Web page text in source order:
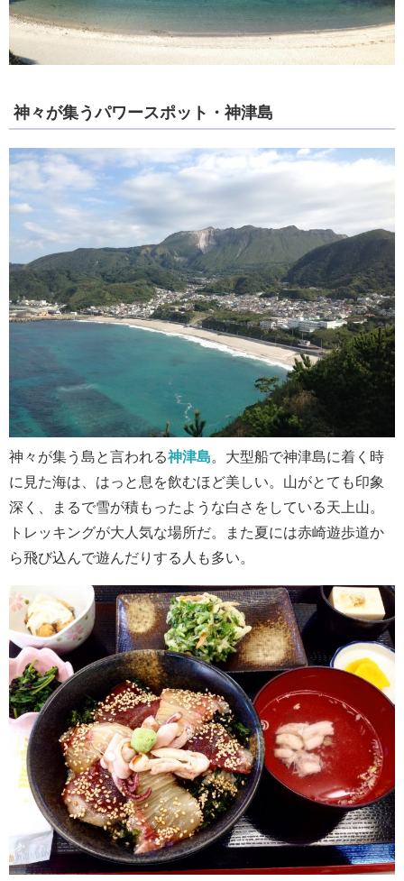
神々が集うパワースポット・神津島
神々が集う島と言われる神津島。大型船で神津島に着く時
に見た海は、はっと息を飲むほど美しい。山がとても印象
深く、まるで雪が積もったような白さをしている天上山。
トレッキングが大人気な場所だ。また夏には赤崎遊歩道か
ら飛び込んで遊んだりする人も多い。